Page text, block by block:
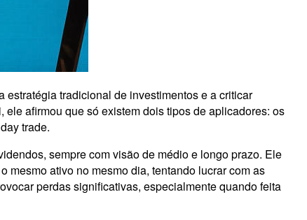
tradicional de investimentos e a criticar
afirmou que só existem dois tipos de aplicadores: os
trade.
sempre com visão de médio e longo prazo. Ele
mesmo ativo no mesmo dia, tentando lucrar com as
perdas significativas, especialmente quando feita